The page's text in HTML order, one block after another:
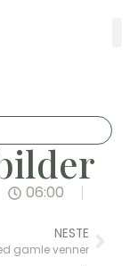
06:00
NESTE
gamle venner